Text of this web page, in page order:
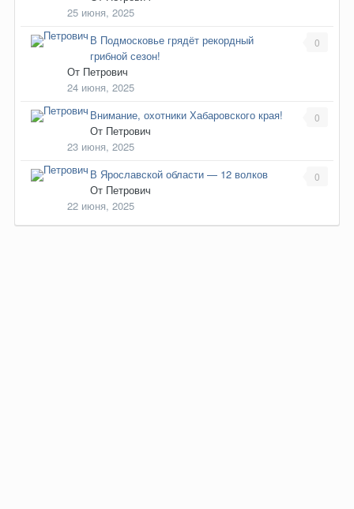
25 июня, 2025
0
В Подмосковье грядёт рекордный
грибной сезон!
От Петрович
24 июня, 2025
0
Внимание, охотники Хабаровского края!
От Петрович
23 июня, 2025
0
В Ярославской области — 12 волков
От Петрович
22 июня, 2025